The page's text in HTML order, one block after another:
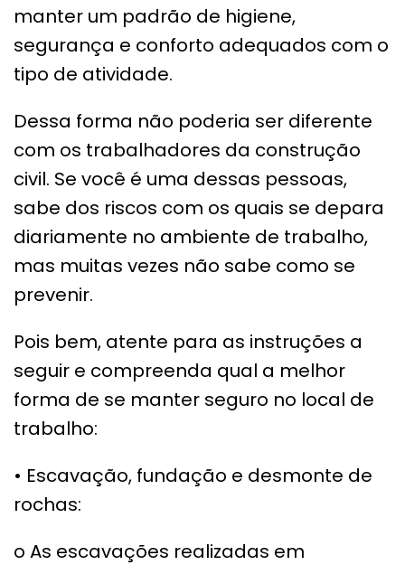
manter um padrão de higiene,
segurança e conforto adequados com o
tipo de atividade.
Dessa forma não poderia ser diferente
com os trabalhadores da construção
civil. Se você é uma dessas pessoas,
sabe dos riscos com os quais se depara
diariamente no ambiente de trabalho,
mas muitas vezes não sabe como se
prevenir.
Pois bem, atente para as instruções a
seguir e compreenda qual a melhor
forma de se manter seguro no local de
trabalho:
• Escavação, fundação e desmonte de
rochas:
o As escavações realizadas em